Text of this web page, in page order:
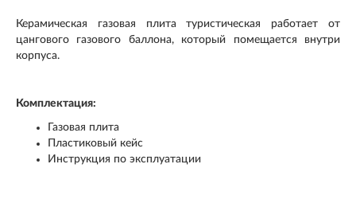
Керамическая газовая плита туристическая работает от
цангового газового баллона, который помещается внутри
корпуса.
Комплектация:
Газовая плита
Пластиковый кейс
Инструкция по эксплуатации